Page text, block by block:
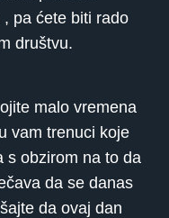
pa ćete biti rado
društvu.
malo vremena
vam trenuci koje
s obzirom na to da
da se danas
da ovaj dan